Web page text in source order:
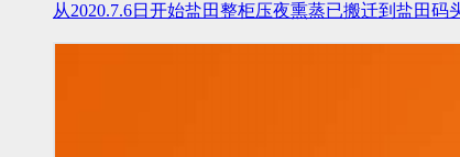
从2020.7.6日开始盐田整柜压夜熏蒸已搬迁到盐田码